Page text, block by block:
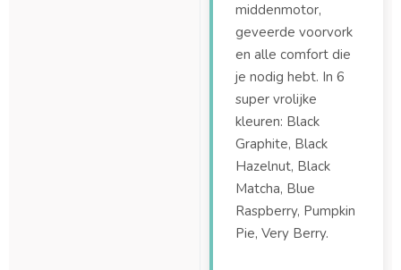
middenmotor,
geveerde voorvork
en alle comfort die
je nodig hebt. In 6
super vrolijke
kleuren: Black
Graphite, Black
Hazelnut, Black
Matcha, Blue
Raspberry, Pumpkin
Pie, Very Berry.